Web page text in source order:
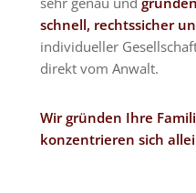
schnell, rechtssicher
individueller
direkt vom Anwalt.
Wir gründen Ihre
konzentrieren sich